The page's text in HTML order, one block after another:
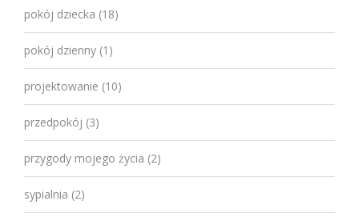
pokój dziecka (18)
pokój dzienny (1)
projektowanie (10)
przedpokój (3)
przygody mojego życia (2)
sypialnia (2)